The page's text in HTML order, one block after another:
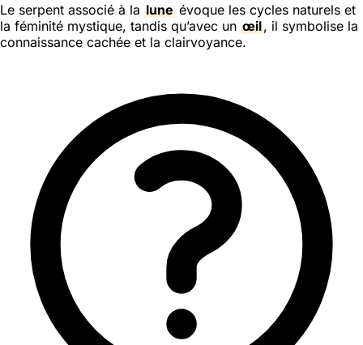
Le serpent associé à la lune évoque les cycles naturels et
la féminité mystique, tandis qu’avec un œil, il symbolise la
connaissance cachée et la clairvoyance.